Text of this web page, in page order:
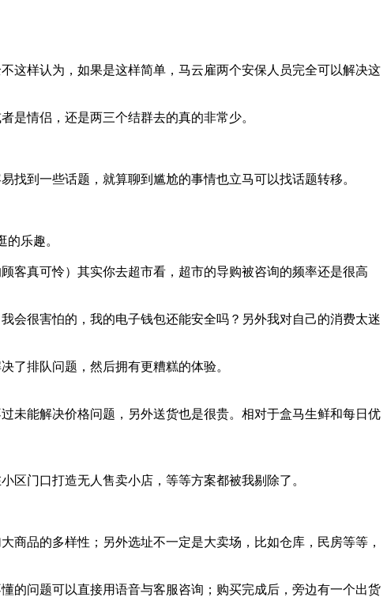
这样认为，如果是这样简单，马云雇两个安保人员完全可以解决这
是情侣，还是两三个结群去的真的非常少。
到一些话题，就算聊到尴尬的事情也立马可以找话题转移。
乐趣。
客真可怜）其实你去超市看，超市的导购被咨询的频率还是很高
会很害怕的，我的电子钱包还能安全吗？另外我对自己的消费太迷
了排队问题，然后拥有更糟糕的体验。
未能解决价格问题，另外送货也是很贵。相对于盒马生鲜和每日优
区门口打造无人售卖小店，等等方案都被我剔除了。
品的多样性；另外选址不一定是大卖场，比如仓库，民房等等，
的问题可以直接用语音与客服咨询；购买完成后，旁边有一个出货